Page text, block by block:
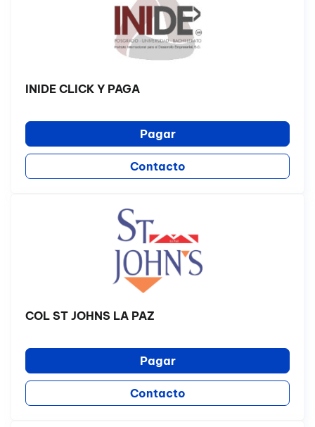
INIDE CLICK Y PAGA
Pagar
Contacto
COL ST JOHNS LA PAZ
Pagar
Contacto